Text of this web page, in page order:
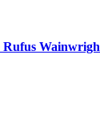
Rufus